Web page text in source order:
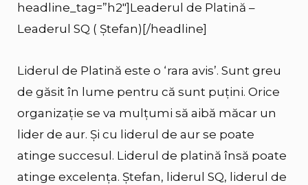
headline_tag=”h2″]Leaderul de Platină –
Leaderul SQ ( Ștefan)[/headline]
Liderul de Platină este o ‘rara avis’. Sunt greu
de găsit în lume pentru că sunt puțini. Orice
organizație se va mulțumi să aibă măcar un
lider de aur. Și cu liderul de aur se poate
atinge succesul. Liderul de platină însă poate
atinge excelența. Ștefan, liderul SQ, liderul de